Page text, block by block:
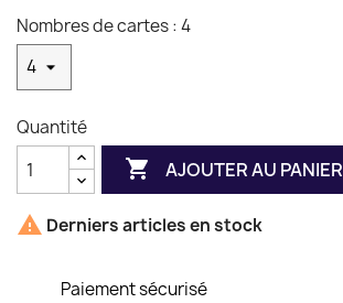
Nombres de cartes : 4
Quantité
 AJOUTER AU PANIER
 Derniers articles en stock
Paiement sécurisé